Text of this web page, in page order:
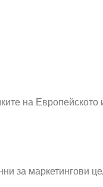
на
за маркетингови